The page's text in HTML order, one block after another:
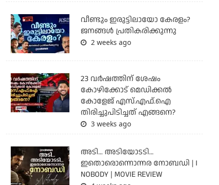
വീണ്ടും ഇരുട്ടിലായോ കേരളം?
ജനങ്ങൾ പ്രതികരിക്കുന്നു
2 weeks ago
23 വർഷത്തിന് ശേഷം
കോഴിക്കോട് മെഡിക്കൽ
കോളേജ് എസ്.എഫ്.ഐ
തിരിച്ചുപിടിച്ചത് എങ്ങനെ?
3 weeks ago
അടി... അടിയോടടി...
ഇതൊരൊന്നൊന്നര നോബഡി | I
NOBODY | MOVIE REVIEW